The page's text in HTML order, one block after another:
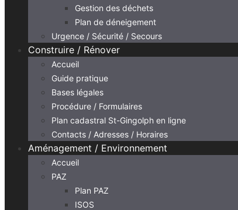
Gestion des déchets
Plan de déneigement
Urgence / Sécurité / Secours
Construire / Rénover
Accueil
Guide pratique
Bases légales
Procédure / Formulaires
Plan cadastral St-Gingolph en ligne
Contacts / Adresses / Horaires
Aménagement / Environnement
Accueil
PAZ
Plan PAZ
ISOS